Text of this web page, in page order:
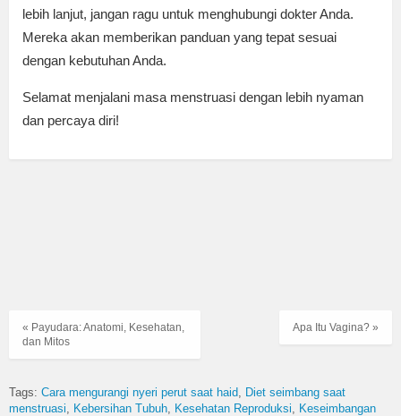
lebih lanjut, jangan ragu untuk menghubungi dokter Anda.
Mereka akan memberikan panduan yang tepat sesuai
dengan kebutuhan Anda.
Selamat menjalani masa menstruasi dengan lebih nyaman
dan percaya diri!
Apa Itu Vagina? »
« Payudara: Anatomi, Kesehatan,
dan Mitos
Tags: Cara mengurangi nyeri perut saat haid
Diet seimbang saat
menstruasi
Kebersihan Tubuh Kesehatan Reproduksi
Keseimbangan